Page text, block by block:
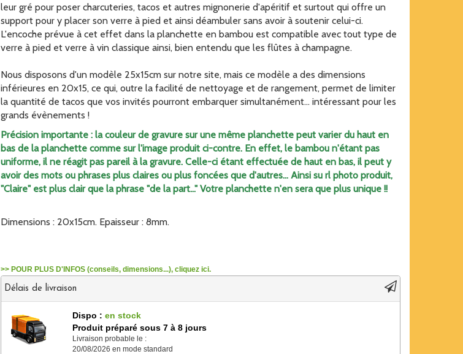
leur gré pour poser charcuteries, tacos et autres mignonerie d'apéritif et surtout qui offre un
support pour y placer son verre à pied et ainsi déambuler sans avoir à soutenir celui-ci.
L'encoche prévue à cet effet dans la planchette en bambou est compatible avec tout type de
verre à pied et verre à vin classique ainsi, bien entendu que les flûtes à champagne.
Nous disposons d'un modèle 25x15cm sur notre site, mais ce modèle a des dimensions
inférieures en 20x15, ce qui, outre la facilité de nettoyage et de rangement, permet de limiter
la quantité de tacos que vos invités pourront embarquer simultanément... intéressant pour les
grands évènements !
Précision importante : la couleur de gravure sur une même planchette peut varier du haut en
bas de la planchette comme sur l'image produit ci-contre. En effet, le bambou n'étant pas
uniforme, il ne réagit pas pareil à la gravure. Celle-ci étant effectuée de haut en bas, il peut y
avoir des mots ou phrases plus claires ou plus foncées que d'autres... Ainsi su rl photo produit,
"Claire" est plus clair que la phrase "de la part..." Votre planchette n'en sera que plus unique !!
Dimensions : 20x15cm. Epaisseur : 8mm.
>> POUR PLUS D'INFOS (conseils, dimensions...), cliquez ici.
Délais de livraison
Dispo : en stock
Produit préparé sous 7 à 8 jours
Livraison probable le :
20/08/2026 en mode standard